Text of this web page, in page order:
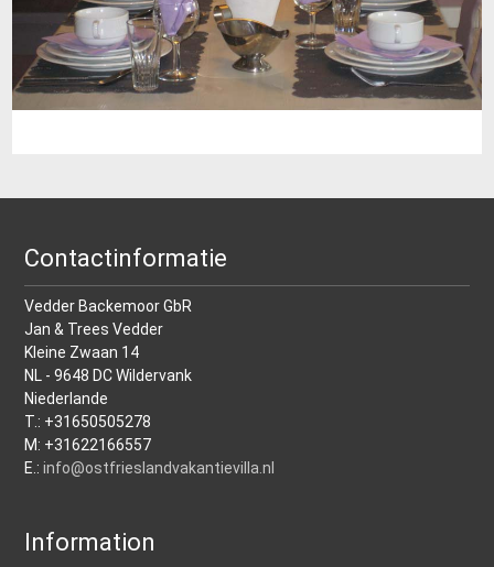
Contactinformatie
Vedder Backemoor GbR
Jan & Trees Vedder
Kleine Zwaan 14
NL - 9648 DC Wildervank
Niederlande
T.: +31650505278
M: +31622166557
E.:info@ostfrieslandvakantievilla.nl
Information